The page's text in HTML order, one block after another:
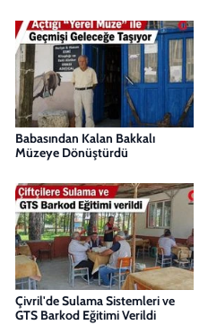
Babasından Kalan Bakkalı
Müzeye Dönüştürdü
Çivril'de Sulama Sistemleri ve
GTS Barkod Eğitimi Verildi